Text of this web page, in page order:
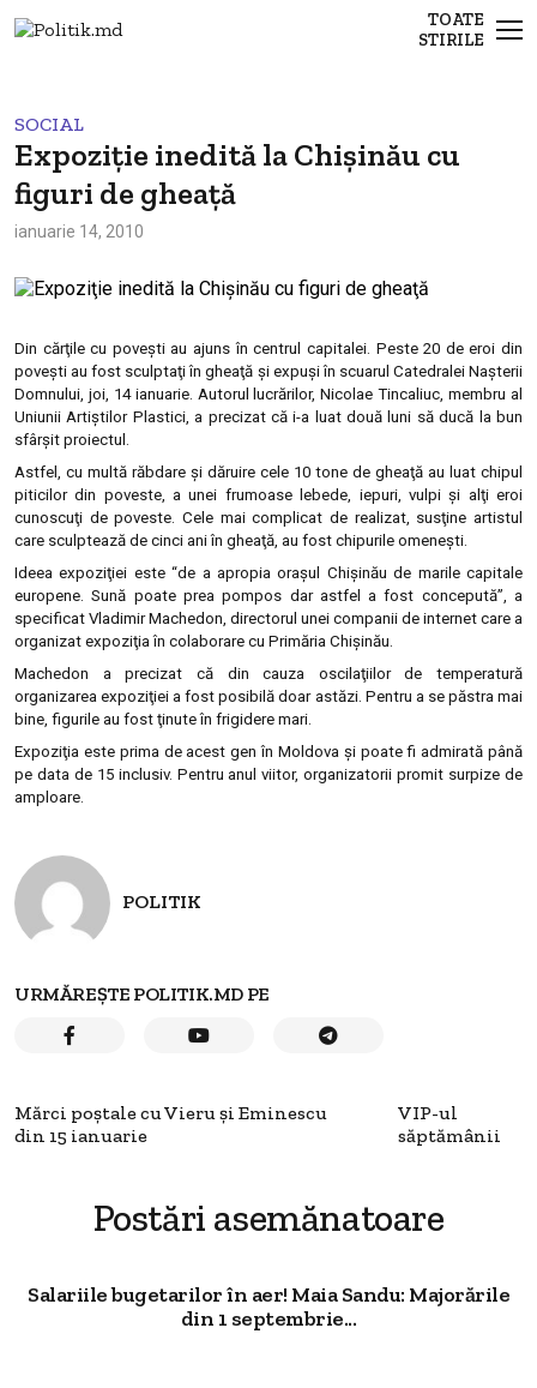
TOATE
STIRILE
SOCIAL
Expoziţie inedită la Chişinău cu
figuri de gheaţă
ianuarie 14, 2010
Din cărţile cu poveşti au ajuns în centrul capitalei. Peste 20 de eroi din
poveşti au fost sculptaţi în gheaţă şi expuşi în scuarul Catedralei Naşterii
Domnului, joi, 14 ianuarie. Autorul lucrărilor, Nicolae Tincaliuc, membru al
Uniunii Artiştilor Plastici, a precizat că i-a luat două luni să ducă la bun
sfârşit proiectul.
Astfel, cu multă răbdare şi dăruire cele 10 tone de gheaţă au luat chipul
piticilor din poveste, a unei frumoase lebede, iepuri, vulpi şi alţi eroi
cunoscuţi de poveste. Cele mai complicat de realizat, susţine artistul
care sculptează de cinci ani în gheaţă, au fost chipurile omeneşti.
Ideea expoziţiei este “de a apropia oraşul Chişinău de marile capitale
europene. Sună poate prea pompos dar astfel a fost concepută”, a
specificat Vladimir Machedon, directorul unei companii de internet care a
organizat expoziţia în colaborare cu Primăria Chişinău.
Machedon a precizat că din cauza oscilaţiilor de temperatură
organizarea expoziţiei a fost posibilă doar astăzi. Pentru a se păstra mai
bine, figurile au fost ţinute în frigidere mari.
Expoziţia este prima de acest gen în Moldova şi poate fi admirată până
pe data de 15 inclusiv. Pentru anul viitor, organizatorii promit surpize de
amploare.
POLITIK
URMĂREȘTE POLITIK.MD PE
Mărci poștale cu Vieru și Eminescu
din 15 ianuarie
VIP-ul
săptămânii
Postări asemănatoare
Salariile bugetarilor în aer! Maia Sandu: Majorările
din 1 septembrie...